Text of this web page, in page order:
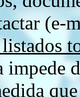
(e-
impede